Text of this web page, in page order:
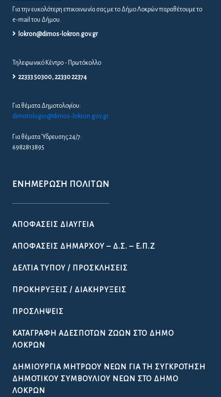
Για την ευκολότερη επικοινωνία σας με το Δήμο Λοκρών παραθέτουμε το
e-mail του Δήμου.
lokron@dimos-lokron.gov.gr
Τηλεφωνικό Κέντρο - Πρωτόκολλο
22333 50300, 22330 22374
Για θέματα Δημοτολογίου:
dimotologio@dimos-lokron.gov.gr
Για θέματα Ύδρευσης 24/7:
6982813895
ΕΝΗΜΈΡΩΣΗ ΠΟΛΙΤΏΝ
ΑΠΟΦΆΣΕΙΣ ΔΙΑΎΓΕΙΑ
ΑΠΟΦΆΣΕΙΣ ΔΗΜΆΡΧΟΥ – Δ.Σ. – Ε.Π.Ζ
ΔΕΛΤΊΑ ΤΎΠΟΥ / ΠΡΟΣΚΛΉΣΕΙΣ
ΠΡΟΚΗΡΎΞΕΙΣ / ΔΙΑΚΗΡΎΞΕΙΣ
ΠΡΟΣΛΉΨΕΙΣ
ΚΑΤΑΓΡΑΦΉ ΑΔΈΣΠΟΤΩΝ ΖΏΩΝ ΣΤΟ ΔΉΜΟ
ΛΟΚΡΏΝ
ΔΗΜΙΟΥΡΓΊΑ ΜΗΤΡΏΟΥ ΝΈΩΝ ΓΙΑ ΤΗ ΣΥΓΚΡΌΤΗΣΗ
ΔΗΜΟΤΙΚΟΎ ΣΥΜΒΟΥΛΊΟΥ ΝΈΩΝ ΣΤΟ ΔΉΜΟ
ΛΟΚΡΏΝ